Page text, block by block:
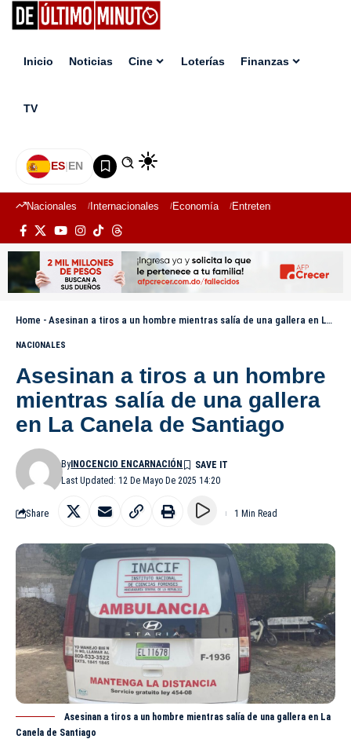
Inicio Noticias Cine Loterías Finanzas
TV
ES|EN
Nacionales Internacionales Economía Entretenimiento
Home - Asesinan a tiros a un hombre mientras salía de una gallera en La Canela de Santiago
NACIONALES
Asesinan a tiros a un hombre
mientras salía de una gallera
en La Canela de Santiago
Last Updated: 12 De Mayo De 2025 14:20
ByINOCENCIO ENCARNACIÓN
Share 1 Min Read
Asesinan a tiros a un hombre mientras salía de una gallera en La
Canela de Santiago